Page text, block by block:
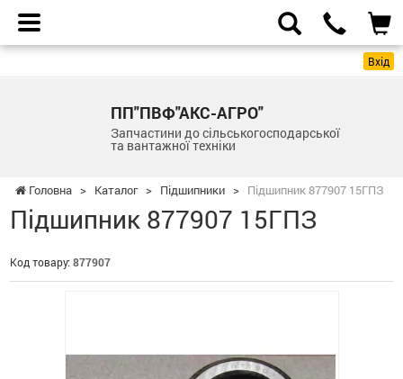
Вхід
ПП"ПВФ"АКС-АГРО"
Запчастини до сільськогосподарської
та вантажної техніки
Головна > Каталог > Підшипники > Підшипник 877907 15ГПЗ
Підшипник 877907 15ГПЗ
Код товару: 877907